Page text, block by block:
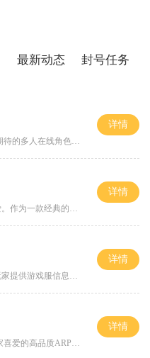
最新动态 封号任务
最新传世手游，是一款备受期待的多人在线角色扮演游戏。作为传世系列的最新力作，它继承了传世手游的经典元素，并在画面、玩法等方面做了多方面的创新和提升。游戏中的绚丽特
详情
传世sf游戏备受玩家们的喜爱。作为一款经典的网络游戏，传世sf网站每天都会有新的开服，给玩家们带来不一样的游戏体验。而今天，我们将介绍的是新开的一家传世sf网站，带给玩家
详情
找服网sf网站是一个专门为玩家提供游戏服信息的网站。它为广大游戏爱好者提供了一个方便快捷的平台，可以浏览、搜索和选择各类游戏服。这些游戏服包括传统经典的网络游戏，如《
详情
传世无双手游是一款备受玩家喜爱的高品质ARPG手游。游戏以东方幻想为背景，融合了独特的剧情和精美的画面，为玩家呈现了一个真实感十足的仙侠世界。想要了解更多关于传世无双手
详情